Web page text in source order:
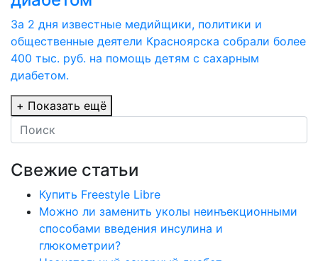
За 2 дня известные медийщики, политики и
общественные деятели Красноярска собрали более
400 тыс. руб. на помощь детям с сахарным
диабетом.
+ Показать ещё
Свежие статьи
Купить Freestyle Libre
Можно ли заменить уколы неинъекционными
способами введения инсулина и
глюкометрии?